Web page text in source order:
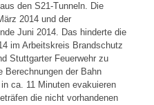
den S21-Tunneln. Die
2014 und der
Juni 2014. Das hinderte die
im Arbeitskreis Brandschutz
Stuttgarter Feuerwehr zu
Berechnungen der Bahn
ca. 11 Minuten evakuieren
die nicht vorhandenen